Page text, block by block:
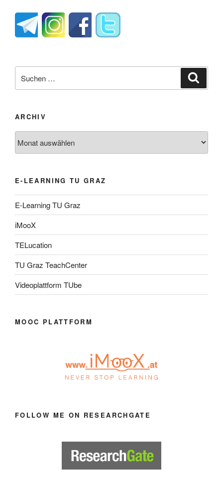
nach:
ARCHIV
E-LEARNING TU GRAZ
E-Learning TU Graz
iMooX
TELucation
TU Graz TeachCenter
Videoplattform TUbe
MOOC PLATTFORM
FOLLOW ME ON RESEARCHGATE